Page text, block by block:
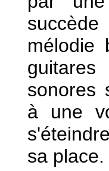
succède
mélodie
sonores
à une
sa place.